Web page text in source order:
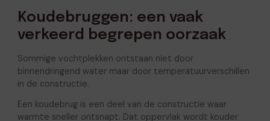
Koudebruggen: een vaak
verkeerd begrepen oorzaak
Sommige vochtplekken ontstaan niet door
binnendringend water maar door temperatuurverschillen
in de constructie.
Een koudebrug is een deel van de constructie waar
warmte sneller ontsnapt. Dat oppervlak wordt kouder